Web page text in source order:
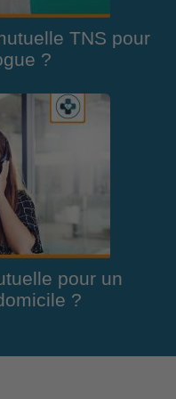
TNS pour
?
pour un
?